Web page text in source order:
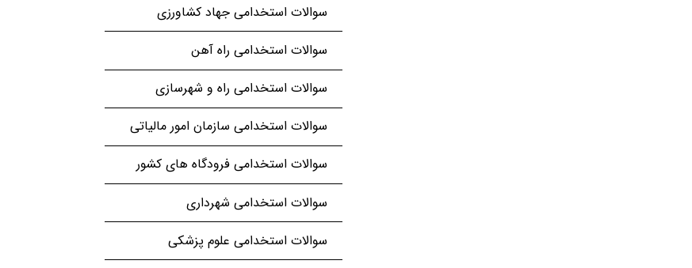
سوالات استخدامی جهاد کشاورزی
سوالات استخدامی راه آهن
سوالات استخدامی راه و شهرسازی
سوالات استخدامی سازمان امور مالیاتی
سوالات استخدامی فرودگاه های کشور
سوالات استخدامی شهرداری
سوالات استخدامی علوم پزشکی